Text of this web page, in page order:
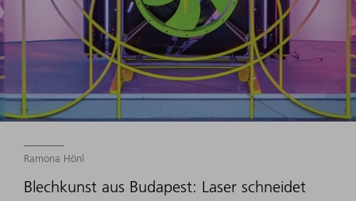
Ramona Hönl
Blechkunst aus Budapest: Laser schneidet